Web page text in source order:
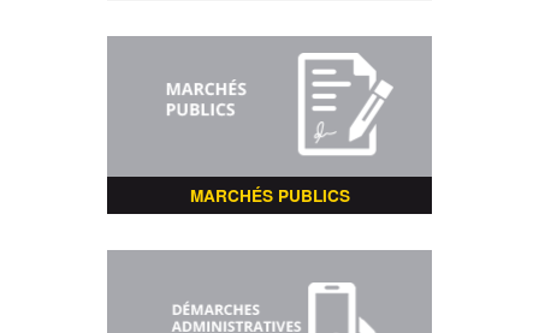
MARCHÉS PUBLICS